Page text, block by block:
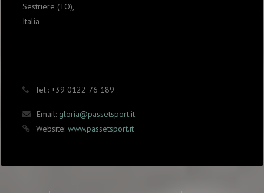
Sestriere (TO),
Italia
Tel.: +39 0122 76 189
Email: gloria@passetsport.it
Website: www.passetsport.it